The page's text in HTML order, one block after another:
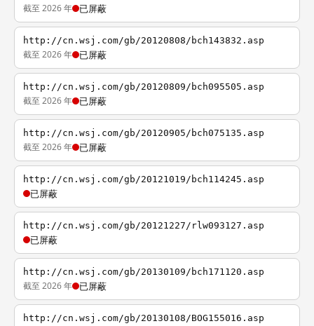
截至 2026 年 已屏蔽
http://cn.wsj.com/gb/20120808/bch143832.asp
截至 2026 年 已屏蔽
http://cn.wsj.com/gb/20120809/bch095505.asp
截至 2026 年 已屏蔽
http://cn.wsj.com/gb/20120905/bch075135.asp
截至 2026 年 已屏蔽
http://cn.wsj.com/gb/20121019/bch114245.asp
已屏蔽
http://cn.wsj.com/gb/20121227/rlw093127.asp
已屏蔽
http://cn.wsj.com/gb/20130109/bch171120.asp
截至 2026 年 已屏蔽
http://cn.wsj.com/gb/20130108/BOG155016.asp